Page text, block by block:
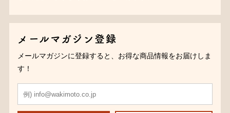
メールマガジン登録
メールマガジンに登録すると、お得な商品情報をお届けしま
す！